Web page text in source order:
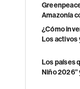
Amazonía
¿Cómo
Los activos
Los países
Niño